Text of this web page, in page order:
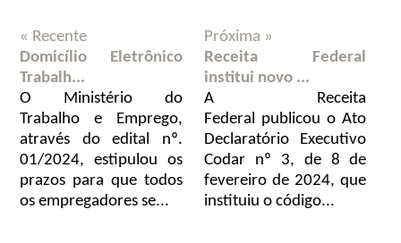
« Recente
Domicílio Eletrônico
Trabalh...
O Ministério do
Trabalho e Emprego,
através do edital nº.
01/2024, estipulou os
prazos para que todos
os empregadores se...
Próxima »
Receita Federal
institui novo ...
A Receita
Federal publicou o Ato
Declaratório Executivo
Codar nº 3, de 8 de
fevereiro de 2024, que
instituiu o código...